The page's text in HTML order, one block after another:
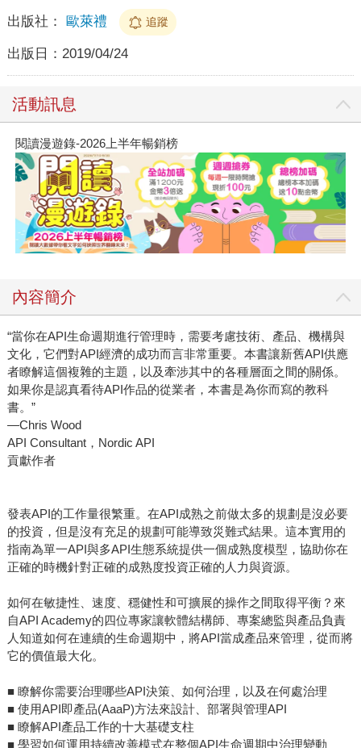
出版社： 歐萊禮 追蹤
出版日： 2019/04/24
活動訊息
閱讀漫遊錄-2026上半年暢銷榜
內容簡介
“當你在API生命週期進行管理時，需要考慮技術、產品、機構與
文化，它們對API經濟的成功而言非常重要。本書讓新舊API供應
者瞭解這個複雜的主題，以及牽涉其中的各種層面之間的關係。
如果你是認真看待API作品的從業者，本書是為你而寫的教科
書。”
—Chris Wood
API Consultant，Nordic API
貢獻作者
發表API的工作量很繁重。在API成熟之前做太多的規劃是沒必要
的投資，但是沒有充足的規劃可能導致災難式結果。這本實用的
指南為單一API與多API生態系統提供一個成熟度模型，協助你在
正確的時機針對正確的成熟度投資正確的人力與資源。
如何在敏捷性、速度、穩健性和可擴展的操作之間取得平衡？來
自API Academy的四位專家讓軟體結構師、專案總監與產品負責
人知道如何在連續的生命週期中，將API當成產品來管理，從而將
它的價值最大化。
■ 瞭解你需要治理哪些API決策、如何治理，以及在何處治理
■ 使用API即產品(AaaP)方法來設計、部署與管理API
■ 瞭解API產品工作的十大基礎支柱
■ 學習如何運用持續改善模式在整個API生命週期中治理變動